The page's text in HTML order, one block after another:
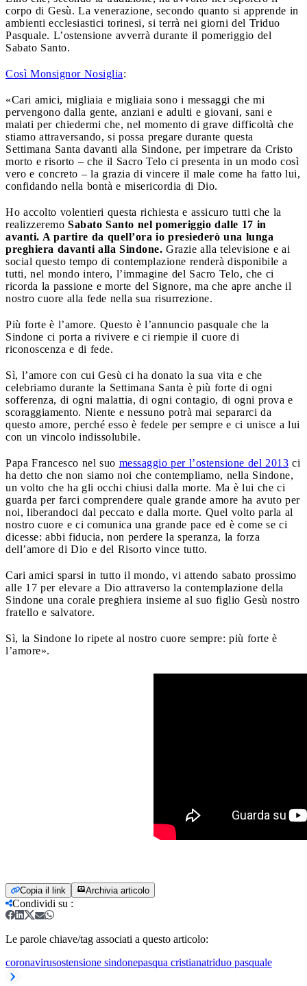
corpo di Gesù. La venerazione, secondo quanto si apprende in
ambienti ecclesiastici torinesi, si terrà nei giorni del Triduo
Pasquale. L’ostensione avverrà durante il pomeriggio del
Sabato Santo.
Così Monsignor Nosiglia:
«Cari amici, migliaia e migliaia sono i messaggi che mi
pervengono dalla gente, anziani e adulti e giovani, sani e
malati per chiedermi che, nel momento di grave difficoltà che
stiamo attraversando, si possa pregare durante questa
Settimana Santa davanti alla Sindone, per impetrare da Cristo
morto e risorto – che il Sacro Telo ci presenta in un modo così
vero e concreto – la grazia di vincere il male come ha fatto lui,
confidando nella bontà e misericordia di Dio.
Ho accolto volentieri questa richiesta e assicuro tutti che la
realizzeremo Sabato Santo nel pomeriggio dalle 17 in
avanti. A partire da quell’ora io presiederò una lunga
preghiera davanti alla Sindone. Grazie alla televisione e ai
social questo tempo di contemplazione renderà disponibile a
tutti, nel mondo intero, l’immagine del Sacro Telo, che ci
ricorda la passione e morte del Signore, ma che apre anche il
nostro cuore alla fede nella sua risurrezione.
Più forte è l’amore. Questo è l’annuncio pasquale che la
Sindone ci porta a rivivere e ci riempie il cuore di
riconoscenza e di fede.
Sì, l’amore con cui Gesù ci ha donato la sua vita e che
celebriamo durante la Settimana Santa è più forte di ogni
sofferenza, di ogni malattia, di ogni contagio, di ogni prova e
scoraggiamento. Niente e nessuno potrà mai separarci da
questo amore, perché esso è fedele per sempre e ci unisce a lui
con un vincolo indissolubile.
Papa Francesco nel suo messaggio per l’ostensione del 2013 ci
ha detto che non siamo noi che contempliamo, nella Sindone,
un volto che ha gli occhi chiusi dalla morte. Ma è lui che ci
guarda per farci comprendere quale grande amore ha avuto per
noi, liberandoci dal peccato e dalla morte. Quel volto parla al
nostro cuore e ci comunica una grande pace ed è come se ci
dicesse: abbi fiducia, non perdere la speranza, la forza
dell’amore di Dio e del Risorto vince tutto.
Cari amici sparsi in tutto il mondo, vi attendo sabato prossimo
alle 17 per elevare a Dio attraverso la contemplazione della
Sindone una corale preghiera insieme al suo figlio Gesù nostro
fratello e salvatore.
Sì, la Sindone lo ripete al nostro cuore sempre: più forte è
l’amore».
Copia il link Archivia articolo
Condividi su :
Le parole chiave/tag associati a questo articolo:
coronavirusostensione sindonepasqua cristianatriduo pasquale